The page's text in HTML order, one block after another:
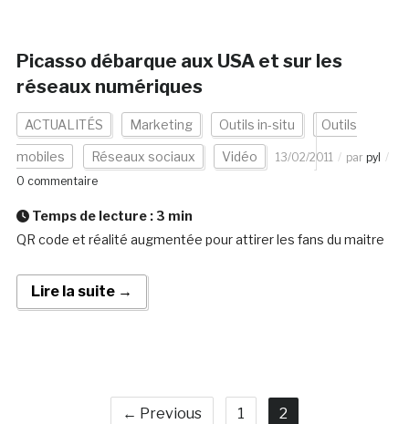
Picasso débarque aux USA et sur les
réseaux numériques
ACTUALITÉS Marketing Outils in-situ Outils
mobiles Réseaux sociaux Vidéo 13/02/2011 par pyl
0 commentaire
Temps de lecture : 3 min
QR code et réalité augmentée pour attirer les fans du maitre
Lire la suite →
← Previous 1 2